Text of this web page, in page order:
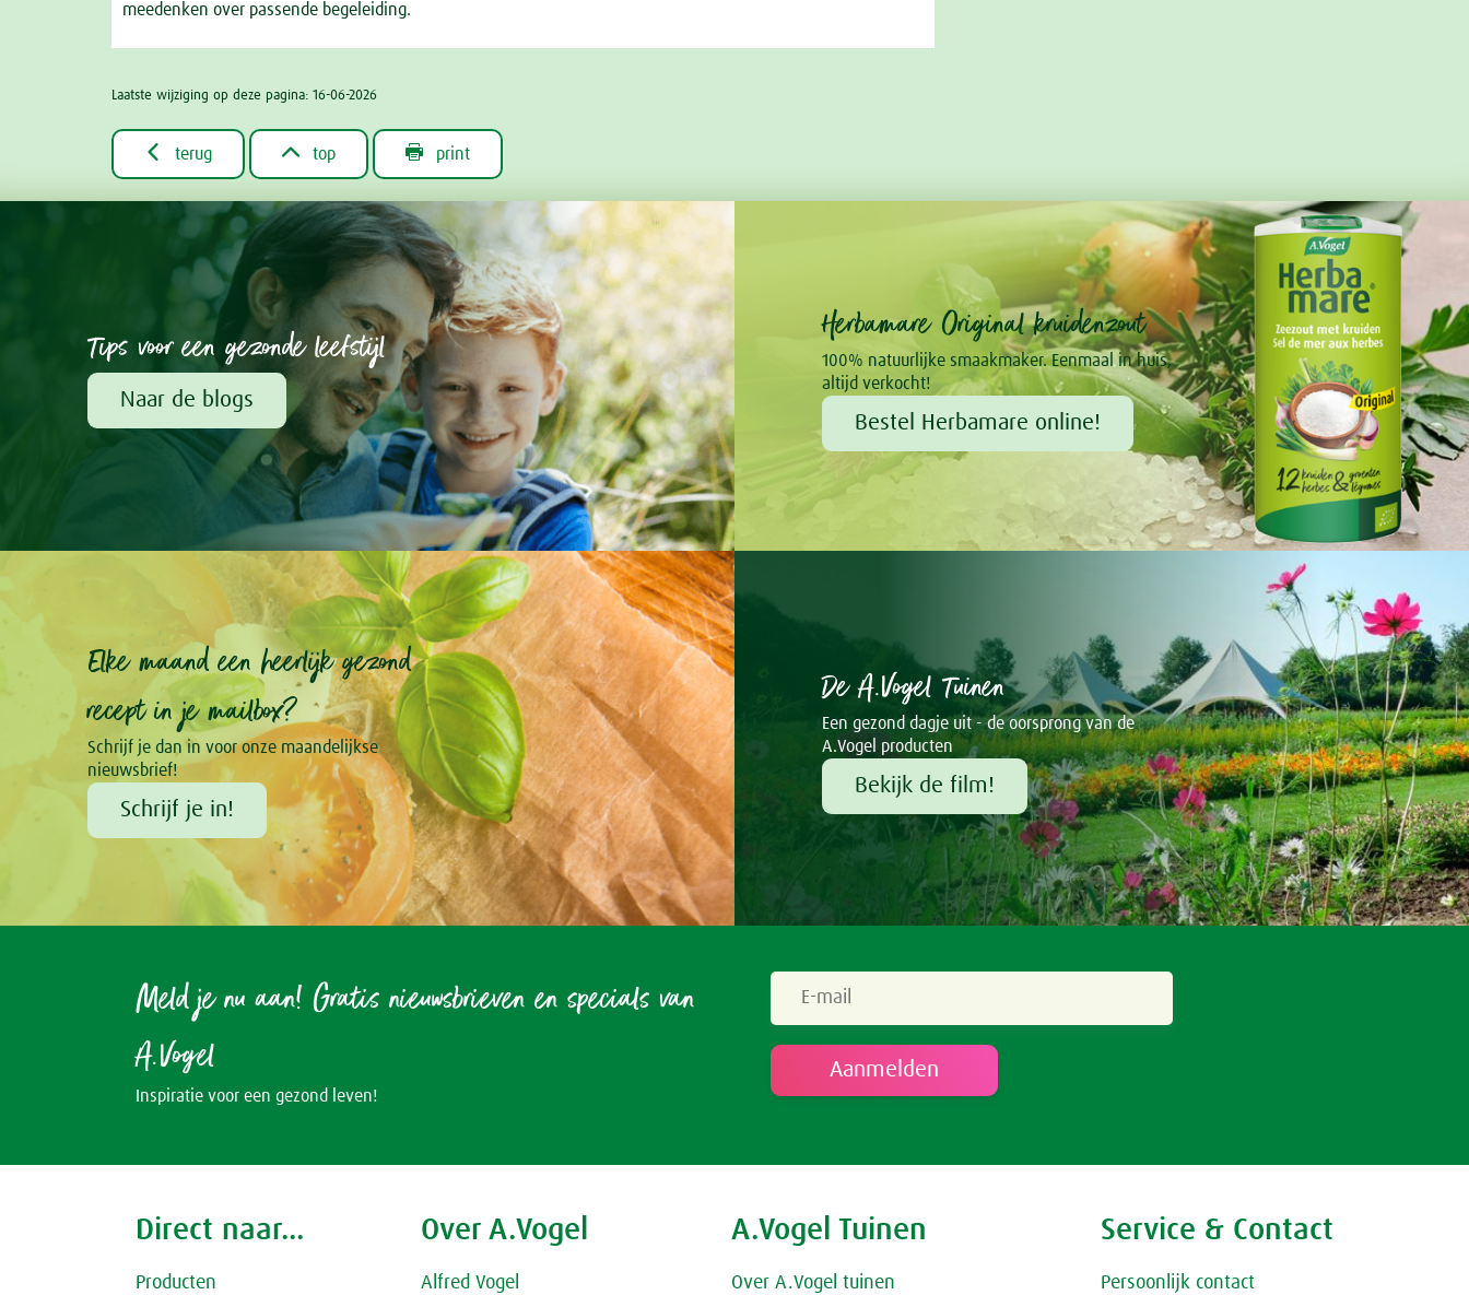
meedenken over passende begeleiding.
Laatste wijziging op deze pagina: 16-06-2026
 terug  top  print
Tips voor een gezonde leefstijl
Naar de blogs
Herbamare Original kruidenzout
100% natuurlijke smaakmaker. Eenmaal in huis,
altijd verkocht!
Bestel Herbamare online!
Elke maand een heerlijk gezond
recept in je mailbox?
Schrijf je dan in voor onze maandelijkse
nieuwsbrief!
Schrijf je in!
De A.Vogel Tuinen
Een gezond dagje uit - de oorsprong van de
A.Vogel producten
Bekijk de film!
Meld je nu aan! Gratis nieuwsbrieven en specials van
A.Vogel
Inspiratie voor een gezond leven!
Direct naar...
Producten
Over A.Vogel
Alfred Vogel
A.Vogel Tuinen
Over A.Vogel tuinen
Service & Contact
Persoonlijk contact